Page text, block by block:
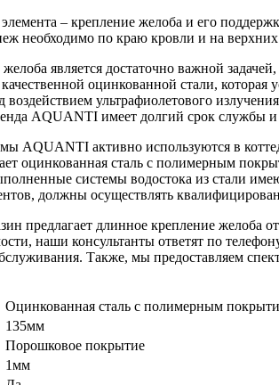
– крепление желоба и его
необходимо по краю кровли и на верхних
является достаточно важной
качественной оцинкованной стали,
ультрафиолетового
AQUANTI имеет долгий срок службы
AQUANTI активно используются в
оцинкованная сталь с полимерным
системы водостока из стали
должны осуществлять
предлагает длинное крепление желоба
наши консультанты ответят по
Также, мы предоставляем
Оцинкованная сталь с полимерным
135мм
Порошковое покрытие
1мм